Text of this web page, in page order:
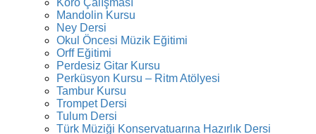
Mandolin Kursu
Ney Dersi
Okul Öncesi Müzik Eğitimi
Orff Eğitimi
Perdesiz Gitar Kursu
Perküsyon Kursu – Ritm Atölyesi
Tambur Kursu
Trompet Dersi
Tulum Dersi
Türk Müziği Konservatuarına Hazırlık Dersi